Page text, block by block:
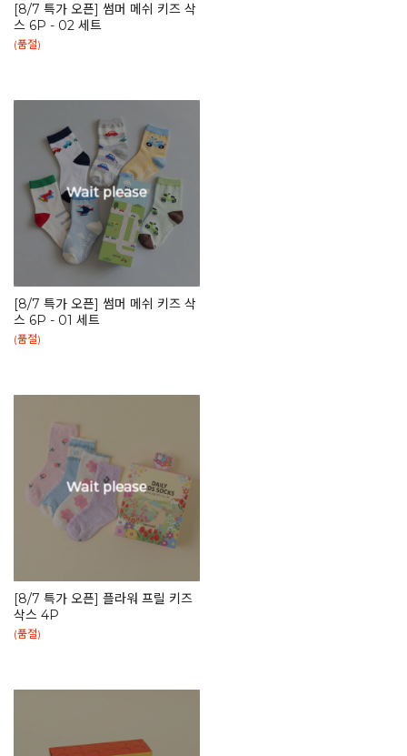
[8/7 특가 오픈] 썸머 메쉬 키즈 삭
스 6P - 02 세트
(품절)
[8/7 특가 오픈] 썸머 메쉬 키즈 삭
스 6P - 01 세트
(품절)
[8/7 특가 오픈] 플라워 프릴 키즈
삭스 4P
(품절)